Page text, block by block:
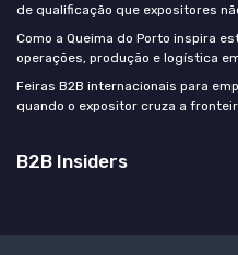
de qualificação que expositores
Como a Queima do Porto inspira
operações, produção e logística
Feiras B2B internacionais para
quando o expositor cruza a
B2B Insiders